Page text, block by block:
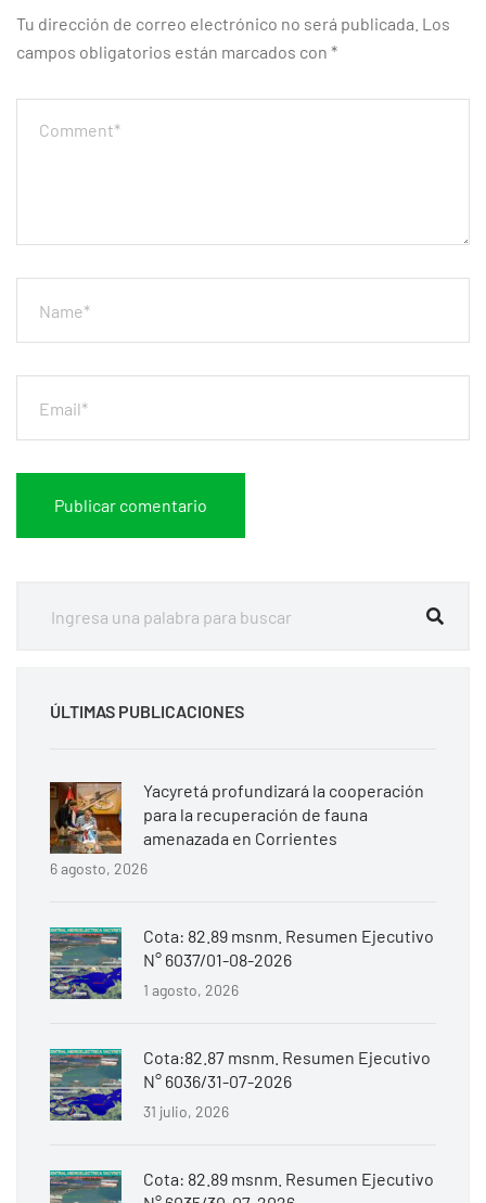
Tu dirección de correo electrónico no será publicada. Los
campos obligatorios están marcados con *
ÚLTIMAS PUBLICACIONES
Yacyretá profundizará la cooperación
para la recuperación de fauna
amenazada en Corrientes
6 agosto, 2026
Cota: 82.89 msnm. Resumen Ejecutivo
N° 6037/01-08-2026
1 agosto, 2026
Cota:82.87 msnm. Resumen Ejecutivo
N° 6036/31-07-2026
31 julio, 2026
Cota: 82.89 msnm. Resumen Ejecutivo